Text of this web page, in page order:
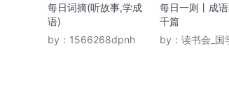
每日词摘(听故事,学成
语)
by： 1566268dpnh
每日一则丨成
千篇
by： 读书会_国